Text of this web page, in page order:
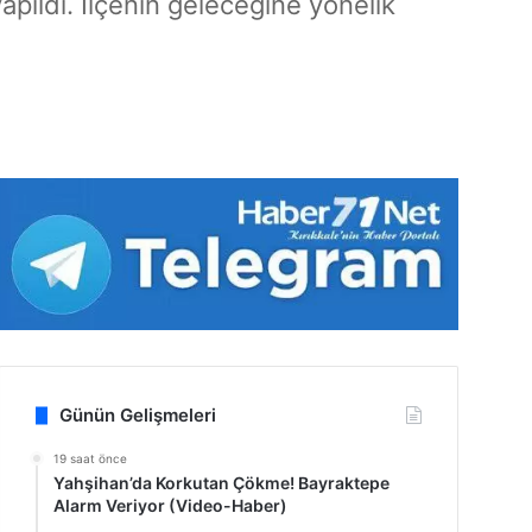
Günün Gelişmeleri
19 saat önce
Yahşihan’da Korkutan Çökme! Bayraktepe
Alarm Veriyor (Video-Haber)